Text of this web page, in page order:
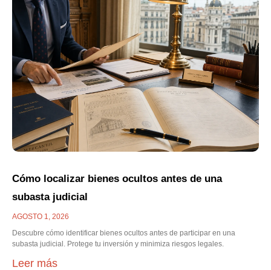
Cómo localizar bienes ocultos antes de una
subasta judicial
AGOSTO 1, 2026
Descubre cómo identificar bienes ocultos antes de participar en una
subasta judicial. Protege tu inversión y minimiza riesgos legales.
Leer más